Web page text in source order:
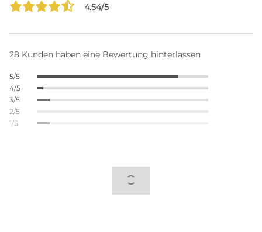
4.54/5
28 Kunden haben eine Bewertung hinterlassen
5/5
4/5
3/5
2/5
1/5